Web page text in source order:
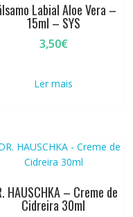
Labial Aloe Vera –
15ml – SYS
3,50€
Ler mais
HAUSCHKA – Creme de
Cidreira 30ml